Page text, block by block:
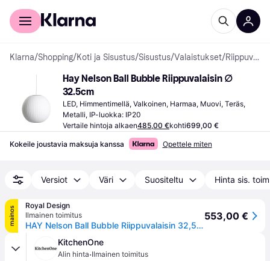
Kuluttajille
Klarna/Shopping/Koti ja Sisustus/Sisustus/Valaistukset/ Riippuvalaisimet
Hay Nelson Ball Bubble Riippuvalaisin ∅
32.5cm
LED, Himmentimellä, Valkoinen, Harmaa, Muovi, Teräs,
Metalli, IP-luokka: IP20
Vertaile hintoja alkaen485,00 €kohti699,00 €
Kokeile joustavia maksuja kanssa Opettele miten
Versiot Väri Suositeltu Hinta sis.
mainos
Royal Design
Ilmainen toimitus
HAY Nelson Ball Bubble Riippuvalaisin 32,5 Cm - Riippuvalaisimet Muovipolymeeri Luonnonvalkoinen - AB099-A601-AB14
553,00 €
KitchenOne
Alin hinta·Ilmainen toimitus